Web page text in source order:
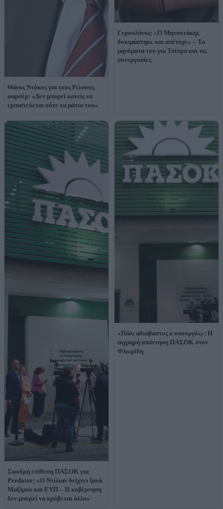
Θάνος Ντόκος για τους Ρώσους
φαρσέρ: «Δεν μπορεί κανείς να
εμπιστεύεται ούτε τα μάτια του»
Γερουλάνος: «Ο Μητσοτάκης
δοκιμάστηκε και απέτυχε» – Τα
μηνύματα του για Τσίπρα και τις
συνεργασίες
Σφοδρή επίθεση ΠΑΣΟΚ για
Predator: «Ο Ντίλιαν δείχνει ξανά
Μαξίμου και ΕΥΠ – Η κυβέρνηση
δεν μπορεί να κρύβεται άλλο»
«Πάλι αδιάβαστος ο υπουργός»: Η
αιχμηρή απάντηση ΠΑΣΟΚ στον
Φλωρίδη